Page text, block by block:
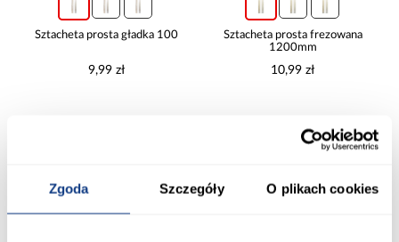
Zgoda Szczegóły O plikach cookies
Sztacheta prosta gładka 100
9,99 zł
Sztacheta prosta frezowana
1200mm
10,99 zł
Dodaj do koszyka
PORÓWNAJ PORÓWNAJ